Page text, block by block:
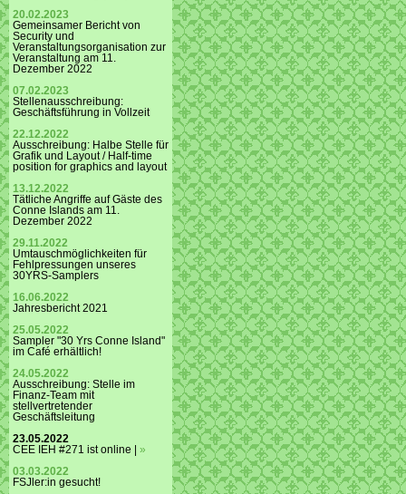
20.02.2023
Gemeinsamer Bericht von
Security und
Veranstaltungsorganisation zur
Veranstaltung am 11.
Dezember 2022
07.02.2023
Stellenausschreibung:
Geschäftsführung in Vollzeit
22.12.2022
Ausschreibung: Halbe Stelle für
Grafik und Layout / Half-time
position for graphics and layout
13.12.2022
Tätliche Angriffe auf Gäste des
Conne Islands am 11.
Dezember 2022
29.11.2022
Umtauschmöglichkeiten für
Fehlpressungen unseres
30YRS-Samplers
16.06.2022
Jahresbericht 2021
25.05.2022
Sampler "30 Yrs Conne Island"
im Café erhältlich!
24.05.2022
Ausschreibung: Stelle im
Finanz-Team mit
stellvertretender
Geschäftsleitung
23.05.2022
CEE IEH #271 ist online | »
03.03.2022
FSJler:in gesucht!